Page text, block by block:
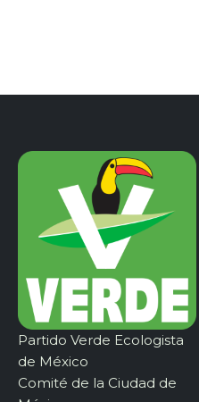
Partido Verde Ecologista
de México
Comité de la Ciudad de